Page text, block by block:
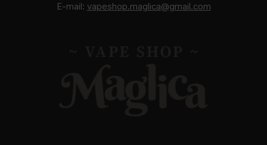
E-mail: vapeshop.maglica@gmail.com